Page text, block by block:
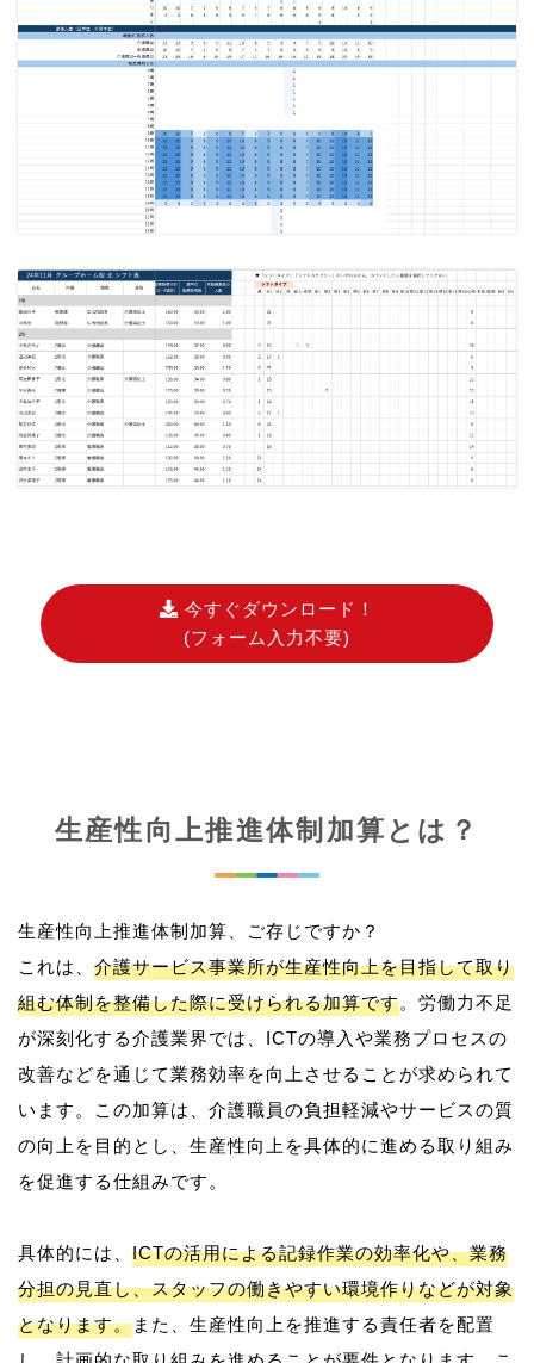
今すぐダウンロード！
(フォーム入力不要)
生産性向上推進体制加算とは？
生産性向上推進体制加算、ご存じですか？
これは、 介護サービス事業所が生産性向上を目指して取り
組む体制を整備した際に受けられる加算です。労働力不足
が深刻化する介護業界では、ICTの導入や業務プロセスの
改善などを通じて業務効率を向上させることが求められて
います。この加算は、介護職員の負担軽減やサービスの質
の向上を目的とし、生産性向上を具体的に進める取り組み
を促進する仕組みです。
具体的には、 ICTの活用による記録作業の効率化や、業務
分担の見直し、スタッフの働きやすい環境作りなどが対象
となります。また、生産性向上を推進する責任者を配置